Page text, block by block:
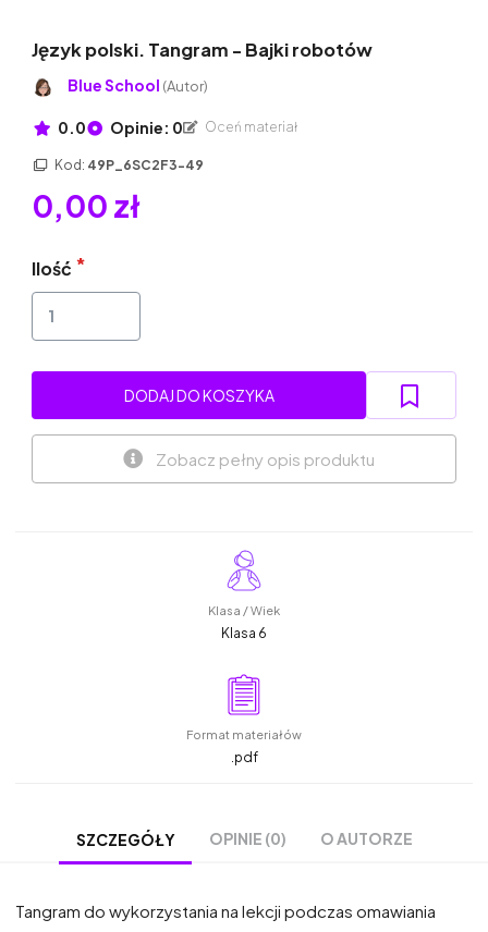
Język polski. Tangram - Bajki robotów
Blue School (Autor)
0.0 Opinie: 0 Oceń materiał
Kod: 49P_6SC2F3-49
0,00 zł
Ilość
DODAJ DO KOSZYKA
Zobacz pełny opis produktu
Klasa / Wiek
Klasa 6
Format materiałów
.pdf
SZCZEGÓŁY OPINIE (0) O AUTORZE
Tangram do wykorzystania na lekcji podczas omawiania